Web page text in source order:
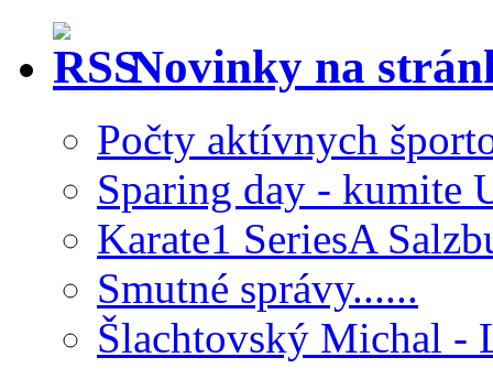
Novinky na
Počty aktívnych
Sparing day - kumite
Karate1 SeriesA
Smutné správy......
Šlachtovský Michal -